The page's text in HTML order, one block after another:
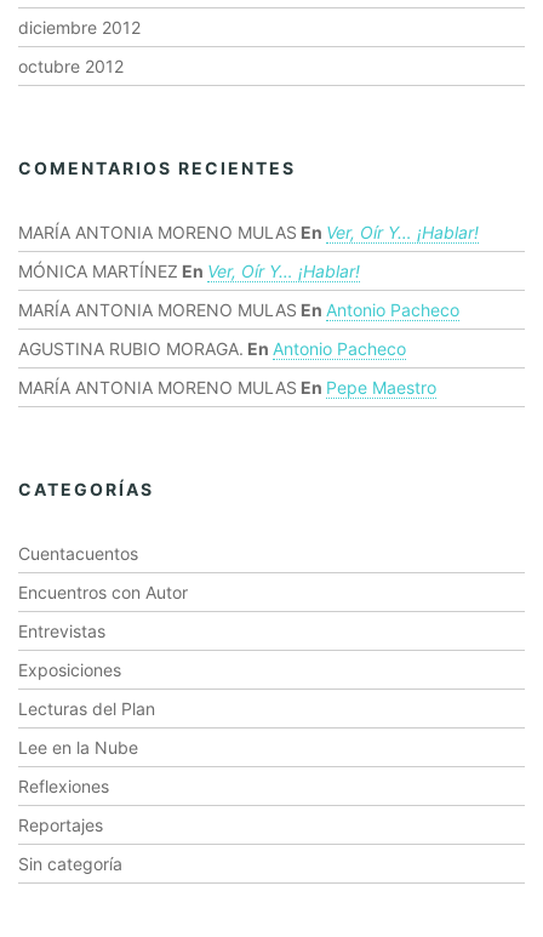
diciembre 2012
octubre 2012
COMENTARIOS RECIENTES
MARÍA ANTONIA MORENO MULAS En Ver, Oír Y… ¡hablar!
MÓNICA MARTÍNEZ En Ver, Oír Y… ¡hablar!
MARÍA ANTONIA MORENO MULAS En Antonio Pacheco
AGUSTINA RUBIO MORAGA. En Antonio Pacheco
MARÍA ANTONIA MORENO MULAS En Pepe Maestro
CATEGORÍAS
Cuentacuentos
Encuentros con Autor
Entrevistas
Exposiciones
Lecturas del Plan
Lee en la Nube
Reflexiones
Reportajes
Sin categoría